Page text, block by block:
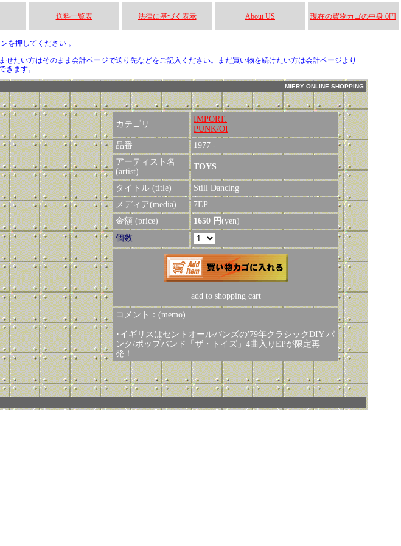
送料一覧表 法律に基づく表示 About US 現在の買物カゴの中身 0円
を押してください 。
たい方はそのまま会計ページで送り先などをご記入ください。まだ買い物を続けたい方は会計ページより
きます。
MIERY ONLINE SHOPPING
カテゴリ
IMPORT:
PUNK/OI
品番
1977 -
アーティスト名
(artist)
TOYS
タイトル (title)
Still Dancing
メディア(media)
7EP
金額 (price)
1650 円(yen)
個数
add to shopping cart
コメント：(memo)
･イギリスはセントオールバンズの'79年クラシックDIY パ
ンク/ポップバンド「ザ・トイズ」4曲入りEPが限定再
発！